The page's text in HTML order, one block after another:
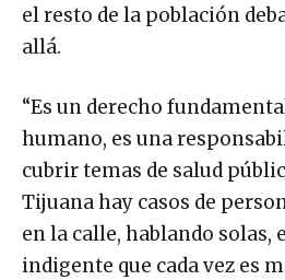
el resto de la población
allá.
“Es un derecho
humano, es una
cubrir temas de salud
Tijuana hay casos de
en la calle, hablando solas,
indigente que cada vez es